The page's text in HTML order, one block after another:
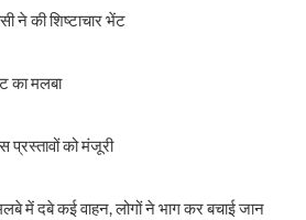
ने की शिष्टाचार भेंट
का मलबा
प्रस्तावों को मंजूरी
में दबे कई वाहन, लोगों ने भाग कर बचाई जान